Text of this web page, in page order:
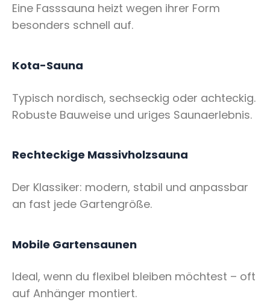
Eine Fasssauna heizt wegen ihrer Form
besonders schnell auf.
Kota-Sauna
Typisch nordisch, sechseckig oder achteckig.
Robuste Bauweise und uriges Saunaerlebnis.
Rechteckige Massivholzsauna
Der Klassiker: modern, stabil und anpassbar
an fast jede Gartengröße.
Mobile Gartensaunen
Ideal, wenn du flexibel bleiben möchtest – oft
auf Anhänger montiert.